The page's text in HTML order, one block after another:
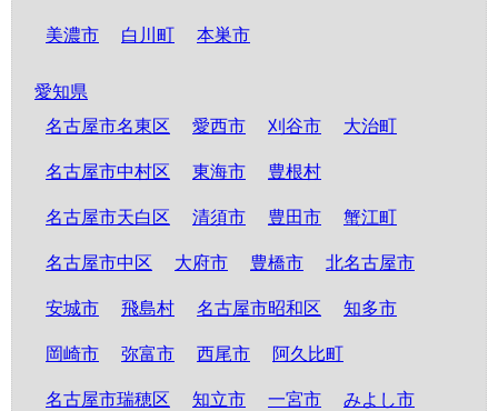
美濃市 白川町 本巣市
愛知県
名古屋市名東区
愛西市 刈谷市 大治町
名古屋市中村区 東海市 豊根村
名古屋市天白区 清須市 豊田市 蟹江町
名古屋市中区 大府市 豊橋市 北名古屋市
安城市 飛島村 名古屋市昭和区 知多市
岡崎市 弥富市 西尾市 阿久比町
名古屋市瑞穂区 知立市 一宮市 みよし市